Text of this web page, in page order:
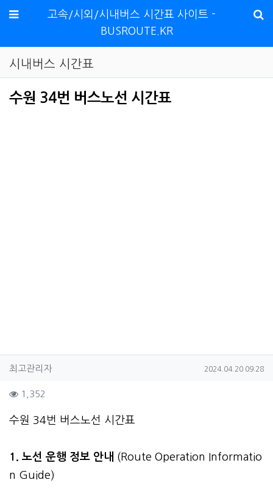
메뉴
고속/시외/시내버스 시간표 사이트 -
BUSROUTE.KR
시내버스 시간표
수원 34번 버스노선 시간표
작성자 정보
최고관리자작성 작성일
2024.04.20 09:28
컨텐츠 정보
1,352
본문
수원 34번 버스노선 시간표
1. 노선 운행 정보 안내 (Route Operation Informatio
n Guide)